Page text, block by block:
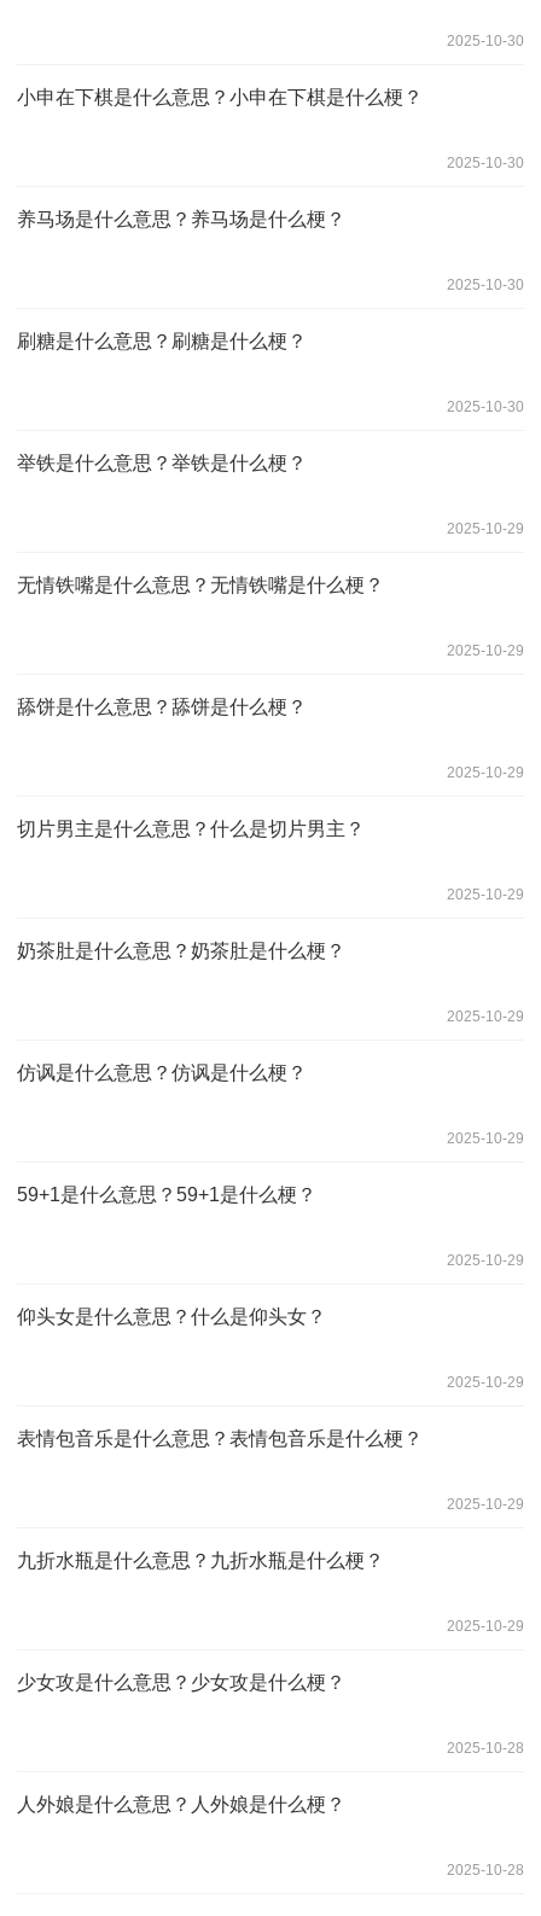
2025-10-30
小申在下棋是什么意思？小申在下棋是什么梗？
2025-10-30
养马场是什么意思？养马场是什么梗？
2025-10-30
刷糖是什么意思？刷糖是什么梗？
2025-10-30
举铁是什么意思？举铁是什么梗？
2025-10-29
无情铁嘴是什么意思？无情铁嘴是什么梗？
2025-10-29
舔饼是什么意思？舔饼是什么梗？
2025-10-29
切片男主是什么意思？什么是切片男主？
2025-10-29
奶茶肚是什么意思？奶茶肚是什么梗？
2025-10-29
仿讽是什么意思？仿讽是什么梗？
2025-10-29
59+1是什么意思？59+1是什么梗？
2025-10-29
仰头女是什么意思？什么是仰头女？
2025-10-29
表情包音乐是什么意思？表情包音乐是什么梗？
2025-10-29
九折水瓶是什么意思？九折水瓶是什么梗？
2025-10-29
少女攻是什么意思？少女攻是什么梗？
2025-10-28
人外娘是什么意思？人外娘是什么梗？
2025-10-28